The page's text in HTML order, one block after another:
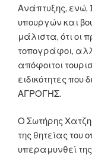
Ανάπτυξης, ενώ,
υπουργών και
μάλιστα, ότι οι
τοπογράφοι,
απόφοιτοι
ειδικότητες που
ΑΓΡΟΓΗΣ.
Ο Σωτήρης
της θητείας του
υπεραμυνθεί